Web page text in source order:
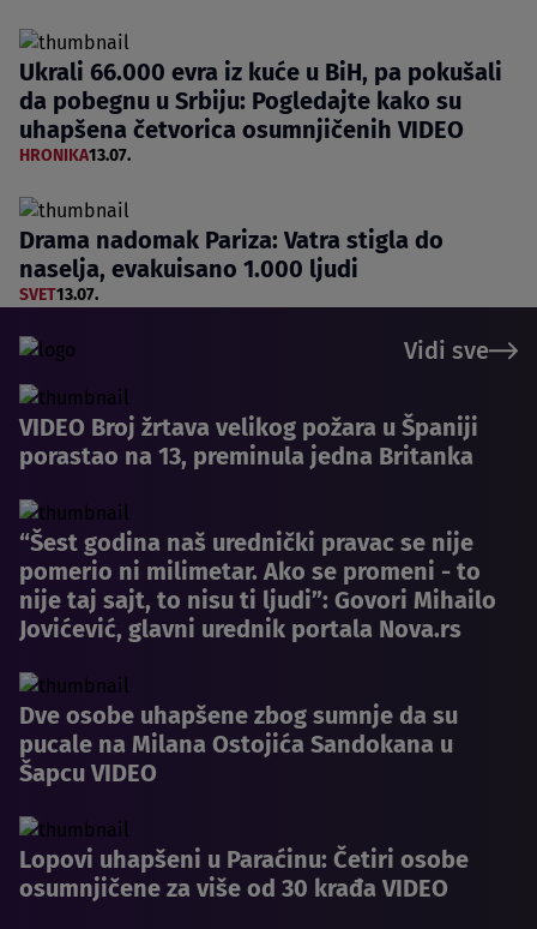
Ukrali 66.000 evra iz kuće u BiH, pa pokušali
da pobegnu u Srbiju: Pogledajte kako su
uhapšena četvorica osumnjičenih VIDEO
HRONIKA13.07.
Drama nadomak Pariza: Vatra stigla do
naselja, evakuisano 1.000 ljudi
SVET13.07.
Vidi sve
VIDEO Broj žrtava velikog požara u Španiji
porastao na 13, preminula jedna Britanka
“Šest godina naš urednički pravac se nije
pomerio ni milimetar. Ako se promeni - to
nije taj sajt, to nisu ti ljudi”: Govori Mihailo
Jovićević, glavni urednik portala Nova.rs
Dve osobe uhapšene zbog sumnje da su
pucale na Milana Ostojića Sandokana u
Šapcu VIDEO
Lopovi uhapšeni u Paraćinu: Četiri osobe
osumnjičene za više od 30 krađa VIDEO